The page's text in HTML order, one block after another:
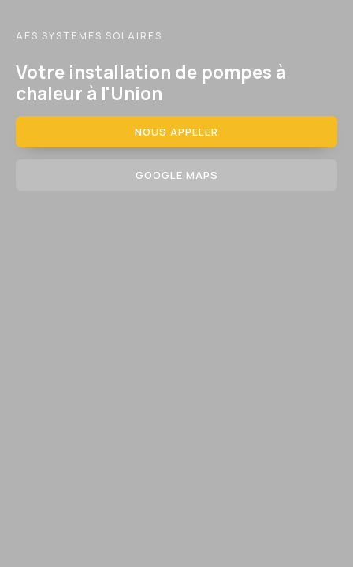
AES SYSTEMES SOLAIRES
Votre installation de pompes à
chaleur à l'Union
NOUS APPELER
GOOGLE MAPS